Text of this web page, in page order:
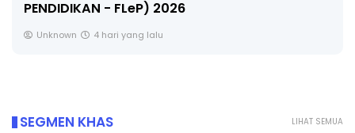
🔴 [LIVE] MATEMATIK SR, WANG TAHUN 6 OLEH
CIKGU ANITA #ALLINONE #141 #...
LIHAT SEMUA
SEGMEN KHAS